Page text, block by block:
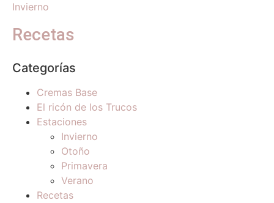
Invierno
Recetas
Categorías
Cremas Base
El ricón de los Trucos
Estaciones
Invierno
Otoño
Primavera
Verano
Recetas